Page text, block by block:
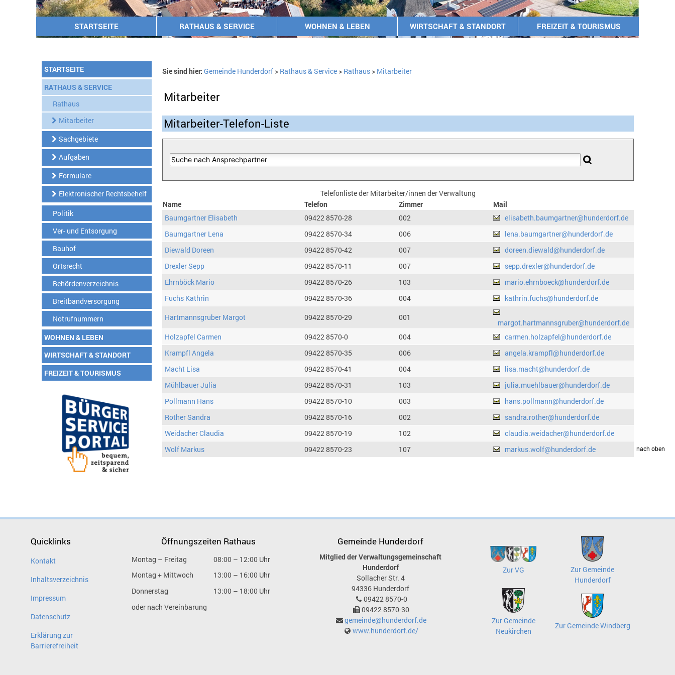
STARTSEITE RATHAUS & SERVICE WOHNEN & LEBEN WIRTSCHAFT & STANDORT FREIZEIT & TOURISMUS
STARTSEITE
RATHAUS & SERVICE
Rathaus
Mitarbeiter
Sachgebiete
Aufgaben
Formulare
Elektronischer Rechtsbehelf
Politik
Ver- und Entsorgung
Bauhof
Ortsrecht
Behördenverzeichnis
Breitbandversorgung
Notrufnummern
WOHNEN & LEBEN
WIRTSCHAFT & STANDORT
FREIZEIT & TOURISMUS
Sie sind hier: Gemeinde Hunderdorf> Rathaus & Service> Rathaus> Mitarbeiter
Mitarbeiter
Mitarbeiter-Telefon-Liste
Telefonliste der Mitarbeiter/innen der Verwaltung
Name
Telefon Zimmer
Mail
Baumgartner Elisabeth
09422 8570-28 002
elisabeth.baumgartner@hunderdorf.de
Baumgartner Lena
09422 8570-34 006
lena.baumgartner@hunderdorf.de
Diewald Doreen
09422 8570-42 007
doreen.diewald@hunderdorf.de
Drexler Sepp
09422 8570-11 007
sepp.drexler@hunderdorf.de
Ehrnböck Mario
09422 8570-26 103
mario.ehrnboeck@hunderdorf.de
Fuchs Kathrin
09422 8570-36 004
kathrin.fuchs@hunderdorf.de
Hartmannsgruber Margot
09422 8570-29 001
margot.hartmannsgruber@hunderdorf.de
Holzapfel Carmen
09422 8570-0 004
carmen.holzapfel@hunderdorf.de
Krampfl Angela
09422 8570-35 006
angela.krampfl@hunderdorf.de
Macht Lisa
09422 8570-41 004
lisa.macht@hunderdorf.de
Mühlbauer Julia
09422 8570-31 103
julia.muehlbauer@hunderdorf.de
Pollmann Hans
09422 8570-10 003
hans.pollmann@hunderdorf.de
Rother Sandra
09422 8570-16 002
sandra.rother@hunderdorf.de
Weidacher Claudia
09422 8570-19 102
claudia.weidacher@hunderdorf.de
Wolf Markus
09422 8570-23 107 markus.wolf@hunderdorf.dedrucken nach oben
Quicklinks
Kontakt
Inhaltsverzeichnis
Impressum
Datenschutz
Erklärung zur
Barrierefreiheit
Öffnungszeiten Rathaus
Montag – Freitag
08:00 – 12:00 Uhr
Montag + Mittwoch
13:00 – 16:00 Uhr
Donnerstag
13:00 – 18:00 Uhr
oder nach Vereinbarung
Gemeinde Hunderdorf
Mitglied der Verwaltungsgemeinschaft
Hunderdorf
Sollacher Str. 4
94336 Hunderdorf
09422 8570-0
09422 8570-30
gemeinde@hunderdorf.de
www.hunderdorf.de/
Zur VG
Zur Gemeinde
Hunderdorf
Zur Gemeinde
Neukirchen
Zur Gemeinde Windberg